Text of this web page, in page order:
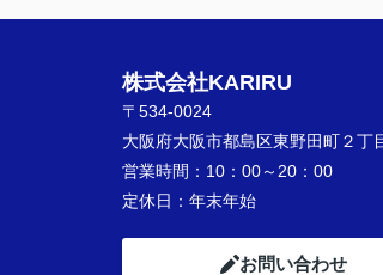
株式会社KARIRU
〒534-0024
大阪府大阪市都島区東野田町２丁
営業時間： 10：00～20：00
定休日： 年末年始
お問い合わせ